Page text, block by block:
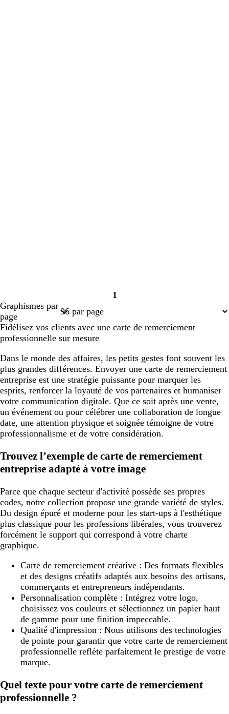
Page
1
Graphismes par
page
Fidélisez vos clients avec une carte de remerciement
professionnelle sur mesure
Dans le monde des affaires, les petits gestes font souvent les
plus grandes différences. Envoyer une carte de remerciement
entreprise est une stratégie puissante pour marquer les
esprits, renforcer la loyauté de vos partenaires et humaniser
votre communication digitale. Que ce soit après une vente,
un événement ou pour célébrer une collaboration de longue
date, une attention physique et soignée témoigne de votre
professionnalisme et de votre considération.
Trouvez l’exemple de carte de remerciement
entreprise adapté à votre image
Parce que chaque secteur d'activité possède ses propres
codes, notre collection propose une grande variété de styles.
Du design épuré et moderne pour les start-ups à l'esthétique
plus classique pour les professions libérales, vous trouverez
forcément le support qui correspond à votre charte
graphique.
Carte de remerciement créative : Des formats flexibles
et des designs créatifs adaptés aux besoins des artisans,
commerçants et entrepreneurs indépendants.
Personnalisation complète : Intégrez votre logo,
choisissez vos couleurs et sélectionnez un papier haut
de gamme pour une finition impeccable.
Qualité d'impression : Nous utilisons des technologies
de pointe pour garantir que votre carte de remerciement
professionnelle reflète parfaitement le prestige de votre
marque.
Quel texte pour votre carte de remerciement
professionnelle ?